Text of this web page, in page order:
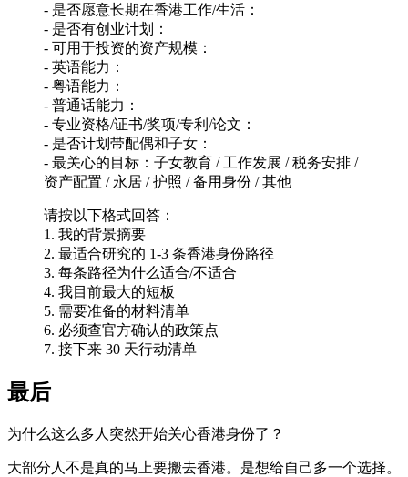
- 是否愿意长期在香港工作/生活：
- 是否有创业计划：
- 可用于投资的资产规模：
- 英语能力：
- 粤语能力：
- 普通话能力：
- 专业资格/证书/奖项/专利/论文：
- 是否计划带配偶和子女：
- 最关心的目标：子女教育 / 工作发展 / 税务安排 /
资产配置 / 永居 / 护照 / 备用身份 / 其他
请按以下格式回答：
1. 我的背景摘要
2. 最适合研究的 1-3 条香港身份路径
3. 每条路径为什么适合/不适合
4. 我目前最大的短板
5. 需要准备的材料清单
6. 必须查官方确认的政策点
7. 接下来 30 天行动清单
最后
为什么这么多人突然开始关心香港身份了？
大部分人不是真的马上要搬去香港。是想给自己多一个选择。